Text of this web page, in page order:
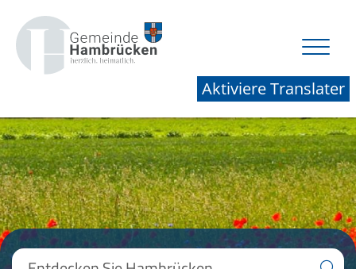
Aktiviere Translater